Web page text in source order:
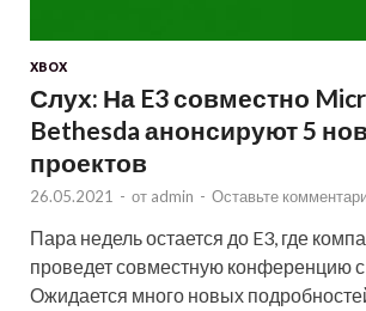
XBOX
Слух: На E3 совместно
Bethesda анонсируют 5
проектов
26.05.2021 - от admin - Оставьте
Пара недель остается до E3, где
проведет совместную конференцию с
Ожидается много новых